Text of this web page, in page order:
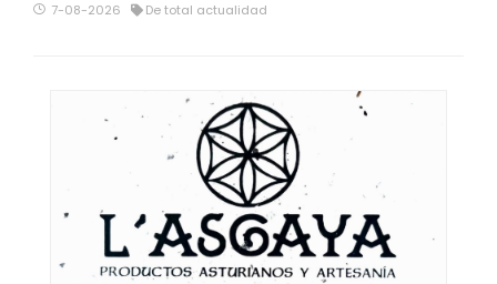
7-08-2026 De total actualidad